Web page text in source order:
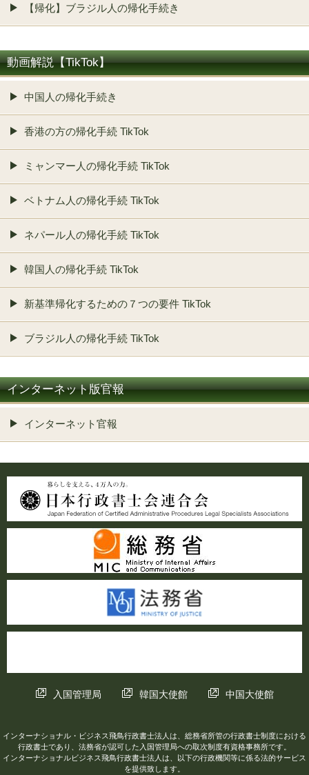
【帰化】ブラジル人の帰化手続き
動画解説【TikTok】
中国人の帰化手続き
香港の方の帰化手続 TikTok
ミャンマー人の帰化手続 TikTok
ベトナム人の帰化手続 TikTok
ネパール人の帰化手続 TikTok
韓国人の帰化手続 TikTok
新基準帰化するための７つの要件 TikTok
ブラジル人の帰化手続 TikTok
インターネット版官報
インターネット官報
入国管理局 韓国大使館 中国大使館
インターナショナル・ビジネス飛鳥行政書士法人は、総務省所管の行政書士制度における
行政書士であり、法務省が認可した入国管理局への取次制度有資格事務所です。
インターナショナルビジネス飛鳥行政書士法人は、以下の行政機関等に係る法的サービス
を提供致します。